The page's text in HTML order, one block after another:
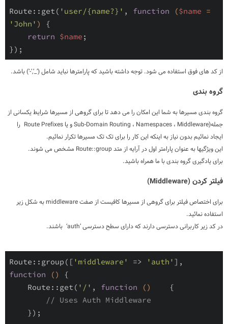
Route::get( 'user/{name?}' , function ($name
'John' )
{
return $name ;
از کد های فوق استفاده می شود. توجه داشته باشید که پارامترها نباید شامل(‘-’,’_’)باشد.
گروه بندی
گروه بندی مسیرها به شما این امکان را می دهد تا برای گروهی از مسیرها شرایط یکسانی از
جمله(Middleware ، Namespaces ، Sub-Domain Routingو یا Route Prefixes را
ایجاد نمائیم بدون نیاز به اینکه این کار را برای تک تک مسیرها تکرار نمائیم.
این ویژگیها به عنوان پارامتر اول در آرایه از متدRoute::group مشخص می شوند.
برای یادگیری گروه بندی با ما همراه باشید.
فیلتر کردن (Middleware
)
برای اختصاص فیلتر برای گروهی از مسیرها کافیست از صفتmiddlewareبه شکل زیر
استفاده نمائید.
در کد زیر کاربرانی دسترسی دارند که دارای سطح دسترسی‘auth’ باشند.
Route :: group ( [ 'middleware' => 'auth' ] ,
function
( )
{
Route :: get ( '/' , function ( )
{
// Uses Auth Middleware
} ) ;